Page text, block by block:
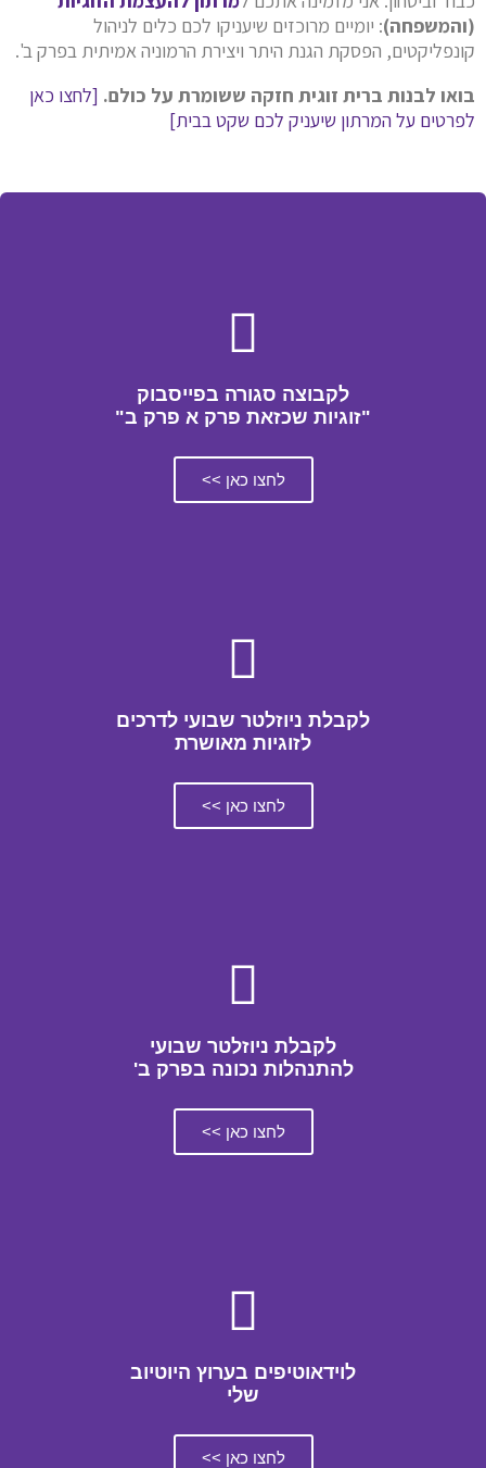
(והמשפחה): יומיים מרוכזים שיעניקו לכם כלים לניהול
קונפליקטים, הפסקת הגנת היתר ויצירת הרמוניה אמיתית בפרק ב'.
בואו לבנות ברית זוגית חזקה ששומרת על כולם. [לחצו כאן
לפרטים על המרתון שיעניק לכם שקט בבית]
לקבוצה סגורה בפייסבוק
"זוגיות שכזאת פרק א פרק ב"
לחצו כאן >>
לקבלת ניוזלטר שבועי לדרכים
לזוגיות מאושרת
לחצו כאן >>
לקבלת ניוזלטר שבועי
להתנהלות נכונה בפרק ב'
לחצו כאן >>
לוידאוטיפים בערוץ היוטיוב
שלי
לחצו כאן >>